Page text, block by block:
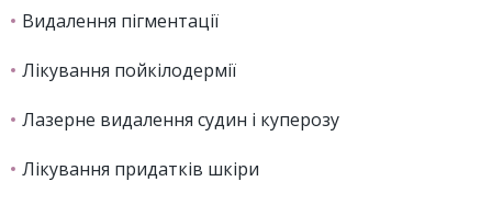
Видалення пігментації
Лікування пойкілодермії
Лазерне видалення судин i куперозу
Лiкування придаткiв шкiри